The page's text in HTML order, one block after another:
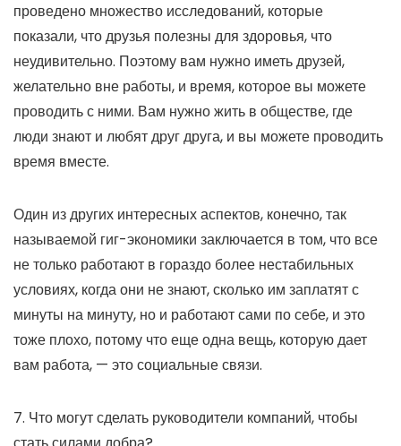
проведено множество исследований, которые
показали, что друзья полезны для здоровья, что
неудивительно. Поэтому вам нужно иметь друзей,
желательно вне работы, и время, которое вы можете
проводить с ними. Вам нужно жить в обществе, где
люди знают и любят друг друга, и вы можете проводить
время вместе.
Один из других интересных аспектов, конечно, так
называемой гиг-экономики заключается в том, что все
не только работают в гораздо более нестабильных
условиях, когда они не знают, сколько им заплатят с
минуты на минуту, но и работают сами по себе, и это
тоже плохо, потому что еще одна вещь, которую дает
вам работа, — это социальные связи.
7. Что могут сделать руководители компаний, чтобы